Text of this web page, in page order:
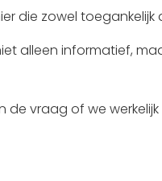
die zowel toegankelijk
alleen informatief,
vraag of we